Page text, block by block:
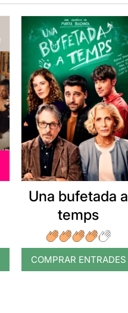
Una bufetada a
temps
COMPRAR ENTRADES